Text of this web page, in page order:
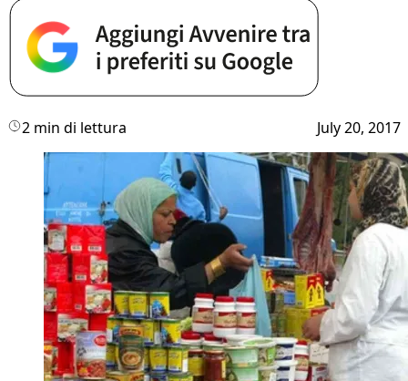
2 min di lettura July 20, 2017